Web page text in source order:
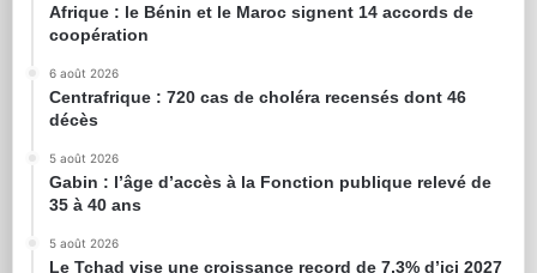
Afrique : le Bénin et le Maroc signent 14 accords de
coopération
6 août 2026
Centrafrique : 720 cas de choléra recensés dont 46
décès
5 août 2026
Gabin : l’âge d’accès à la Fonction publique relevé de
35 à 40 ans
5 août 2026
Le Tchad vise une croissance record de 7,3% d’ici 2027